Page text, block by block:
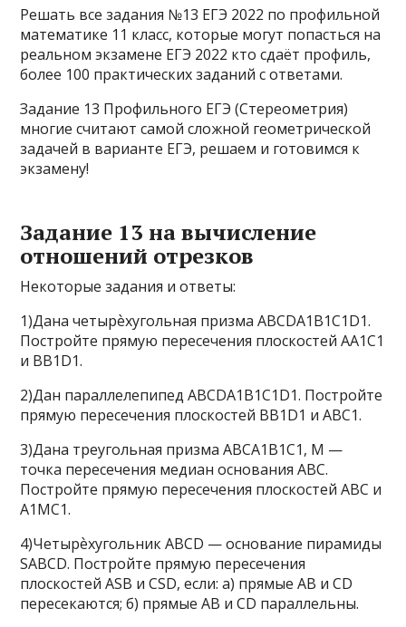
Решать все задания №13 ЕГЭ 2022 по профильной
математике 11 класс, которые могут попасться на
реальном экзамене ЕГЭ 2022 кто сдаёт профиль,
более 100 практических заданий с ответами.
Задание 13 Профильного ЕГЭ (Стереометрия)
многие считают самой сложной геометрической
задачей в варианте ЕГЭ, решаем и готовимся к
экзамену!
Задание 13 на вычисление
отношений отрезков
Некоторые задания и ответы:
1)Дана четырѐхугольная призма ABCDA1B1C1D1.
Постройте прямую пересечения плоскостей AA1C1
и BB1D1.
2)Дан параллелепипед ABCDA1B1C1D1. Постройте
прямую пересечения плоскостей BB1D1 и ABC1.
3)Дана треугольная призма ABCA1B1C1, M —
точка пересечения медиан основания ABC.
Постройте прямую пересечения плоскостей ABC и
A1MC1.
4)Четырѐхугольник ABCD — основание пирамиды
SABCD. Постройте прямую пересечения
плоскостей ASB и CSD, если: а) прямые AB и CD
пересекаются; б) прямые AB и CD параллельны.